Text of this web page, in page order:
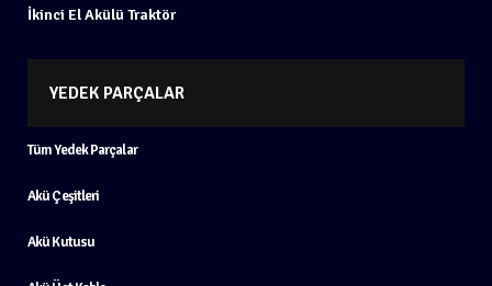
İkinci El Akülü Traktör
YEDEK PARÇALAR
Tüm Yedek Parçalar
Akü Çeşitleri
Akü Kutusu